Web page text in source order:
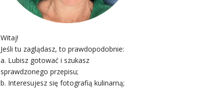
Witaj!
Jeśli tu zaglądasz, to prawdopodobnie:
a. Lubisz gotować i szukasz
sprawdzonego przepisu;
b. Interesujesz się fotografią kulinarną;